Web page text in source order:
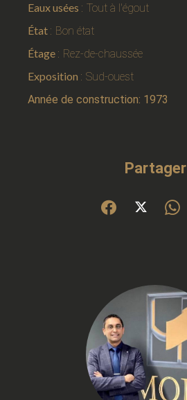
Eaux usées
Tout à l'égout
État
Bon état
Étage
Rez-de-chaussée
Exposition
Sud-ouest
Année de construction: 1973
Partager